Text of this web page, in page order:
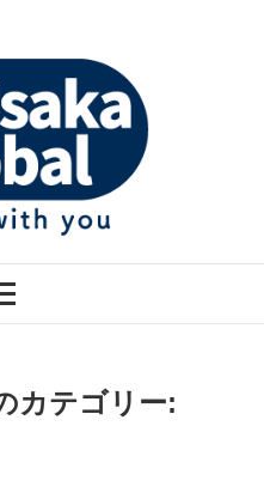
ローバル
カテゴリー: